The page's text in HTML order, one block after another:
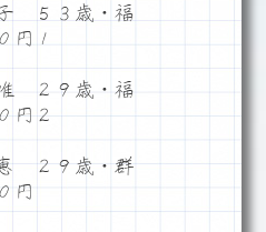
５３歳・福
１
２９歳・福
２
２９歳・群
円